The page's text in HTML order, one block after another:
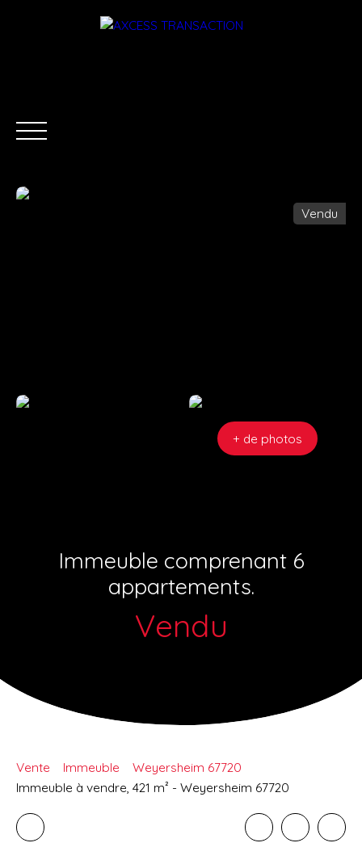
Vendu
+ de photos
Immeuble comprenant 6
appartements.
Vendu
Vente Immeuble
Weyersheim 67720
Immeuble à vendre, 421 m² - Weyersheim 67720